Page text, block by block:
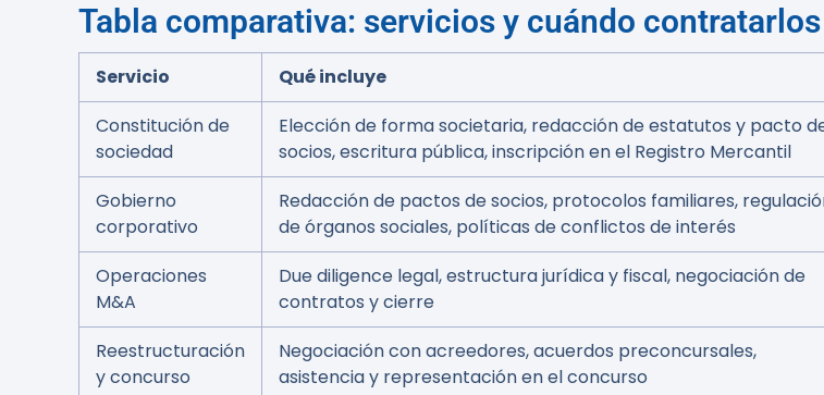
Tabla comparativa: servicios y cuándo contratarlos
Servicio Qué incluye
Constitución de
sociedad
Elección de forma societaria, redacción de estatutos y pacto
socios, escritura pública, inscripción en el Registro Mercantil
Gobierno
corporativo
Redacción de pactos de socios, protocolos familiares,
de órganos sociales, políticas de conflictos de interés
Operaciones
M&A
Due diligence legal, estructura jurídica y fiscal, negociación de
contratos y cierre
Reestructuración
y concurso
Negociación con acreedores, acuerdos preconcursales,
asistencia y representación en el concurso